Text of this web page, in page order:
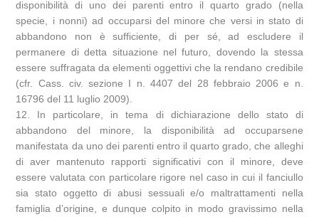
disponibilità di uno dei parenti entro il quarto grado (nella
specie, i nonni) ad occuparsi del minore che versi in stato di
abbandono non è sufficiente, di per sé, ad escludere il
permanere di detta situazione nel futuro, dovendo la stessa
essere suffragata da elementi oggettivi che la rendano credibile
(cfr. Cass. civ. sezione I n. 4407 del 28 febbraio 2006 e n.
16796 del 11 luglio 2009).
12. In particolare, in tema di dichiarazione dello stato di
abbandono del minore, la disponibilità ad occuparsene
manifestata da uno dei parenti entro il quarto grado, che alleghi
di aver mantenuto rapporti significativi con il minore, deve
essere valutata con particolare rigore nel caso in cui il fanciullo
sia stato oggetto di abusi sessuali e/o maltrattamenti nella
famiglia d’origine, e dunque colpito in modo gravissimo nella